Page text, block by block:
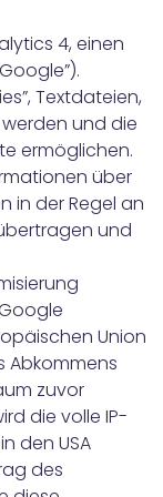
4, einen
Textdateien,
und die
ermöglichen.
über
in der Regel an
und
Union
Abkommens
zuvor
die volle IP-
den USA
des